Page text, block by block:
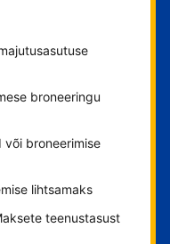
broneeringu
või broneerimise
lihtsamaks
teenustasust